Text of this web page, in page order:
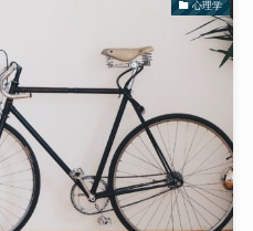
心理学